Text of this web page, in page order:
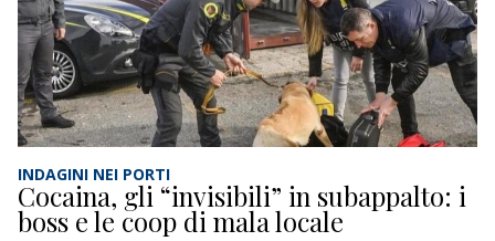
INDAGINI NEI PORTI
Cocaina, gli “invisibili” in subappalto: i
boss e le coop di mala locale